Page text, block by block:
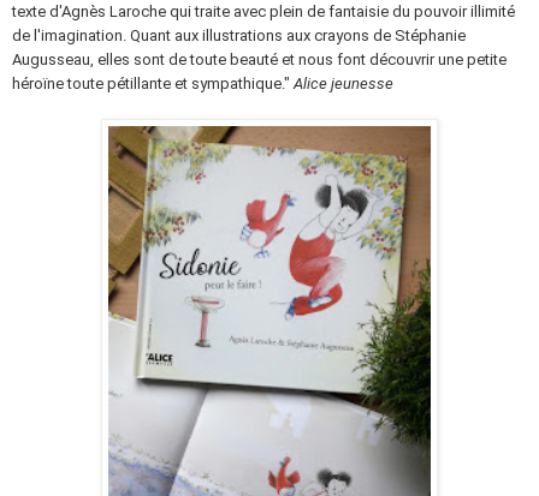
texte d'Agnès Laroche qui traite avec plein de fantaisie du pouvoir illimité
de l'imagination. Quant aux illustrations aux crayons de Stéphanie
Augusseau, elles sont de toute beauté et nous font découvrir une petite
héroïne toute pétillante et sympathique." Alice jeunesse